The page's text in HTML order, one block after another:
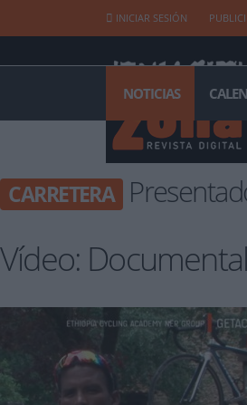
INICIAR SESIÓN
NOTICIAS
CARRETERA
Vídeo: